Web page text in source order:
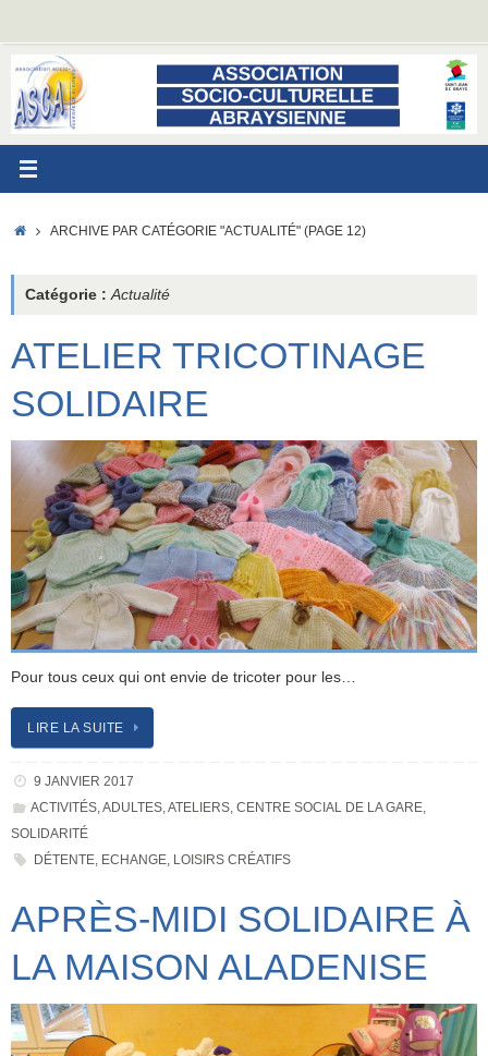
contenu
ACCUEIL
ARCHIVE PAR CATÉGORIE "ACTUALITÉ"(PAGE 12)
Catégorie : Actualité
ATELIER TRICOTINAGE
SOLIDAIRE
Pour tous ceux qui ont envie de tricoter pour les…
LIRE LA SUITE
9 JANVIER 2017
ACTIVITÉS,ADULTES,ATELIERS, CENTRE SOCIAL DE LA GARE,
SOLIDARITÉ
DÉTENTE, ECHANGE, LOISIRS CRÉATIFS
APRÈS-MIDI SOLIDAIRE À
LA MAISON ALADENISE